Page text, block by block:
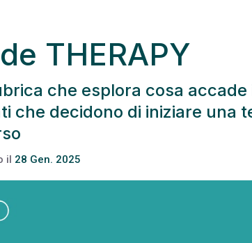
THERAPY
che esplora cosa
che decidono di iniziare una
il 28 Gen. 2025